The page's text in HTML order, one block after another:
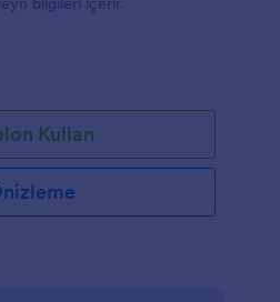
Kullan